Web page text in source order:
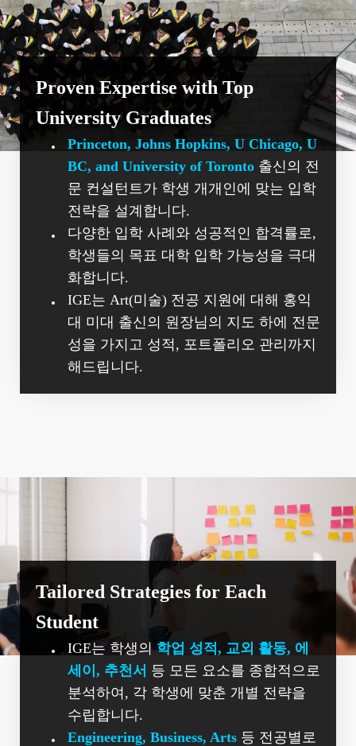
Proven Expertise with Top
University Graduates
Princeton, Johns Hopkins, U Chicago, U
BC, and University of Toronto 출신의 전
문 컨설턴트가 학생 개개인에 맞는 입학
전략을 설계합니다.
다양한 입학 사례와 성공적인 합격률로,
학생들의 목표 대학 입학 가능성을 극대
화합니다.
IGE는 Art(미술) 전공 지원에 대해 홍익
대 미대 출신의 원장님의 지도 하에 전문
성을 가지고 성적, 포트폴리오 관리까지
해드립니다.
Tailored Strategies for Each
Student
IGE는 학생의학업 성적, 교외 활동, 에
세이, 추천서 등 모든 요소를 종합적으로
분석하여, 각 학생에 맞춘 개별 전략을
수립합니다.
Engineering, Business, Arts 등 전공별로